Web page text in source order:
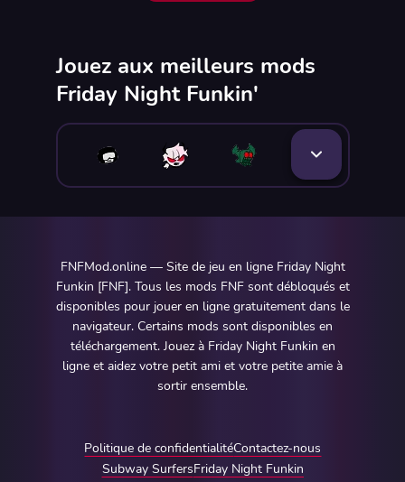
Jouez aux meilleurs mods
Friday Night Funkin'
FNFMod.online — Site de jeu en ligne Friday Night
Funkin [FNF]. Tous les mods FNF sont débloqués et
disponibles pour jouer en ligne gratuitement dans le
navigateur. Certains mods sont disponibles en
téléchargement. Jouez à Friday Night Funkin en
ligne et aidez votre petit ami et votre petite amie à
sortir ensemble.
Politique de confidentialitéContactez-nous
Subway SurfersFriday Night Funkin